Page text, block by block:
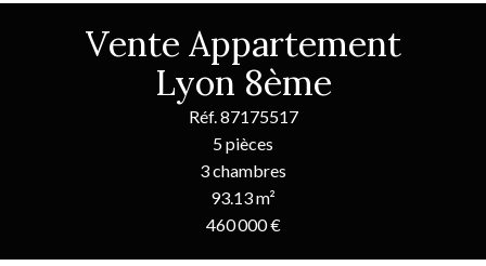
Vente Appartement
Lyon 8ème
Réf. 87175517
5 pièces
3 chambres
93.13 m²
460 000 €